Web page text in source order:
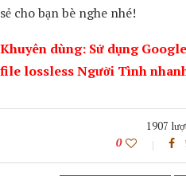
sẻ cho bạn bè nghe nhé!
Khuyên dùng: Sử dụng
file lossless Người Tình
1907
0